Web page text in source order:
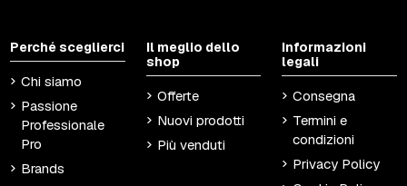
Perché sceglierci
Chi siamo
Passione
Professionale
Pro
Brands
Il meglio dello
shop
Offerte
Nuovi prodotti
Più venduti
Informazioni
legali
Consegna
Termini e
condizioni
Privacy Policy